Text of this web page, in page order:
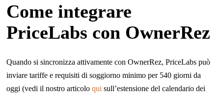
Come integrare
PriceLabs con OwnerRez
Quando si sincronizza attivamente con OwnerRez, PriceLabs può
inviare tariffe e requisiti di soggiorno minimo per 540 giorni da
oggi (vedi il nostro articolo qui sull’estensione del calendario dei